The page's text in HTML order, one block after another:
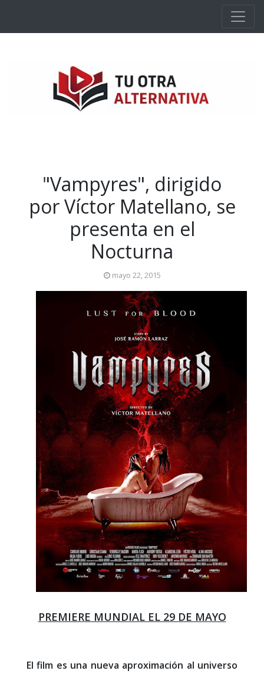
"Vampyres", dirigido
por Víctor Matellano, se
presenta en el
Nocturna
mayo 22, 2015
PREMIERE MUNDIAL EL 29 DE MAYO
El film es una nueva aproximación al universo